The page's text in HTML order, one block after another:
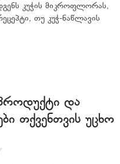
კუჭის მიკროფლორას,
თუ კუჭ-ნაწლავის
და
თქვენთვის უცხო